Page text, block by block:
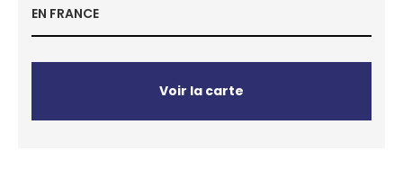
EN FRANCE
Voir la carte